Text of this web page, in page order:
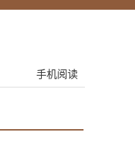
手机阅读